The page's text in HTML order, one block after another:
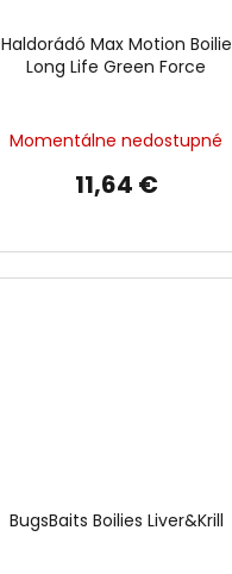
Haldorádó Max Motion Boilie
Long Life Green Force
Momentálne nedostupné
11,64 €
BugsBaits Boilies Liver&Krill